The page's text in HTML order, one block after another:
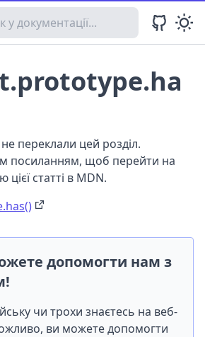
переклали цей розділ.
посиланням, щоб перейти на
цієї статті в MDN.
допомогти нам з
чи трохи знаєтесь на веб-
ви можете допомогти